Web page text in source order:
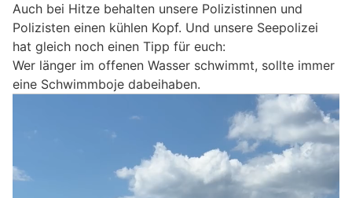
Auch bei Hitze behalten unsere Polizistinnen und
Polizisten einen kühlen Kopf. Und unsere Seepolizei
hat gleich noch einen Tipp für euch:
Wer länger im offenen Wasser schwimmt, sollte immer
eine Schwimmboje dabeihaben.